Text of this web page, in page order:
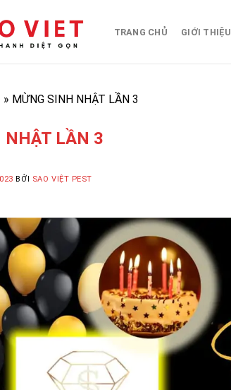
TRANG CHỦ GIỚI THIỆU
» MỪNG SINH NHẬT LẦN 3
NHẬT LẦN 3
BỞI SAO VIỆT PEST